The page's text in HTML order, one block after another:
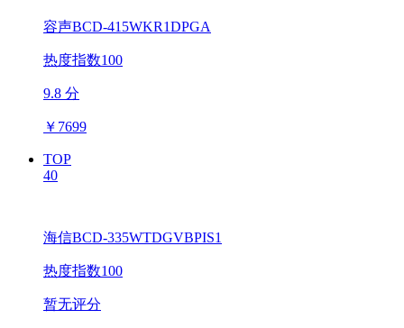
容声BCD-415WKR1DPGA
热度指数100
9.8 分
￥ 7699
TOP
40
海信BCD-335WTDGVBPIS1
热度指数100
暂无评分